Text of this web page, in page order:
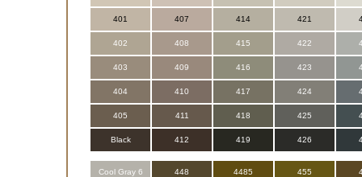
401 407 414 421
402 408 415 422
403 409 416 423
404 410 417 424
405 411 418 425
Black 412 419 426
Cool Gray 6 448 4485 455